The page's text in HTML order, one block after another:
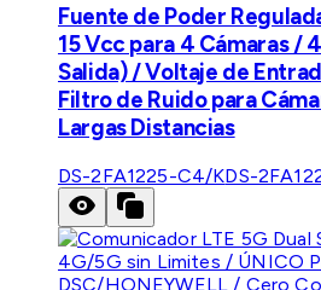
Fuente de Poder
15 Vcc para 4 Cámaras /
Salida) / Voltaje de
Filtro de Ruido para
Largas Distancias
DS-2FA1225-C4/KDS-